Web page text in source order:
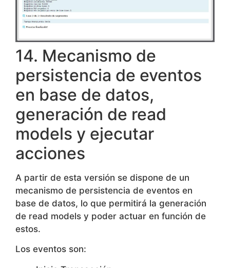
14. Mecanismo de
persistencia de eventos
en base de datos,
generación de read
models y ejecutar
acciones
A partir de esta versión se dispone de un
mecanismo de persistencia de eventos en
base de datos, lo que permitirá la generación
de read models y poder actuar en función de
estos.
Los eventos son:
Inicio Transacción
Llamada entregada a Agente
Grabación disponible